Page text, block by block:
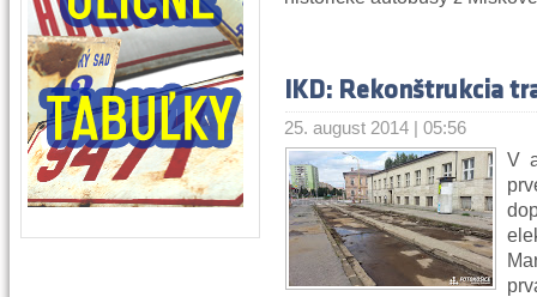
IKD: Rekonštrukcia
25. august 2014 | 05:56
V